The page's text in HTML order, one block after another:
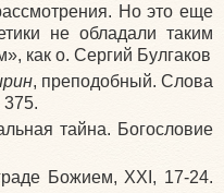
Но это еще
не обладали таким
как о. Сергий Булгаков
, преподобный. Слова
тайна. Богословие
Божием, XXI, 17-24.